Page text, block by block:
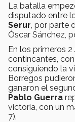
La batalla
disputado entre
Serur , por parte
Óscar Sánchez,
En los primeros 2
contincantes,
consiguiendo la
Borregos
ganaron el
Pablo Guerra
victoria, con un
7).